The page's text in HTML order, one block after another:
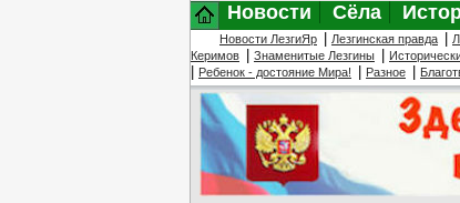
Новости Сёла
Новости ЛезгиЯр Лезгинская правда
Керимов
Знаменитые Лезгины
Ребенок - достояние Мира! Разное